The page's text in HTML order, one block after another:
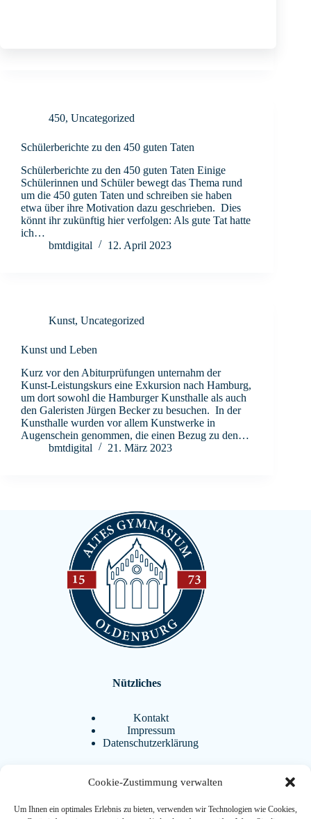
Cookie-Zustimmung verwalten
Um Ihnen ein optimales Erlebnis zu bieten, verwenden wir Technologien wie Cookies,
450, Uncategorized
Schülerberichte zu den 450 guten Taten
Schülerberichte zu den 450 guten Taten Einige
Schülerinnen und Schüler bewegt das Thema rund
um die 450 guten Taten und schreiben sie haben
etwa über ihre Motivation dazu geschrieben. Dies
könnt ihr zukünftig hier verfolgen: Als gute Tat hatte
ich…
bmtdigital
12. April 2023
Kunst, Uncategorized
Kunst und Leben
Kurz vor den Abiturprüfungen unternahm der
Kunst-Leistungskurs eine Exkursion nach Hamburg,
um dort sowohl die Hamburger Kunsthalle als auch
den Galeristen Jürgen Becker zu besuchen. In der
Kunsthalle wurden vor allem Kunstwerke in
Augenschein genommen, die einen Bezug zu den…
bmtdigital
21. März 2023
Nützliches
Kontakt
Impressum
Datenschutzerklärung
Aktuelles